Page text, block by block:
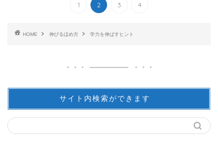
1 2 3 4
HOME 伸びるほめ方 学力を伸ばすヒント
サイト内検索ができます